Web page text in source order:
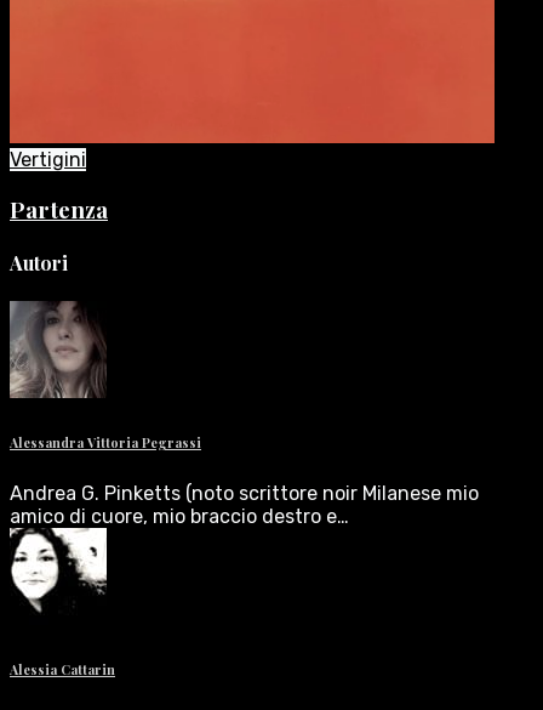
Vertigini
Partenza
Autori
Alessandra Vittoria Pegrassi
Andrea G. Pinketts (noto scrittore noir Milanese mio
amico di cuore, mio braccio destro e…
Alessia Cattarin